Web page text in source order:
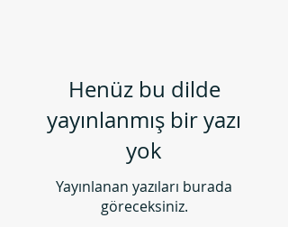
Henüz bu dilde
yayınlanmış bir yazı
yok
Yayınlanan yazıları burada
göreceksiniz.